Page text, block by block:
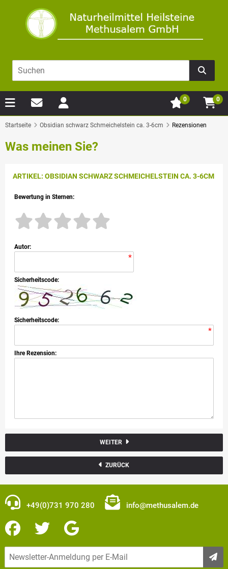
0
0
Startseite Obsidian schwarz Schmeichelstein ca. 3-6cm Rezensionen
Was meinen Sie?
ARTIKEL: OBSIDIAN SCHWARZ SCHMEICHELSTEIN CA. 3-6CM
Bewertung in Sternen:
Autor:
*
Sicherheitscode:
Sicherheitscode:
*
Ihre Rezension:
WEITER
ZURÜCK
+49(0)731 970 280 info@methusalem.de